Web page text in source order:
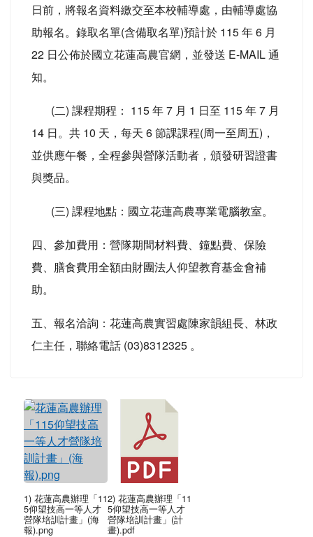
日前，將報名資料繳交至本校輔導處，由輔導處協
助報名。錄取名單(含備取名單)預計於 115 年 6 月
22 日公佈於國立花蓮高農官網，並發送 E-MAIL 通
知。
(二) 課程期程： 115 年 7 月 1 日至 115 年 7 月
14 日。共 10 天，每天 6 節課課程(周一至周五)，
並供應午餐，全程參與營隊活動者，頒發研習證書
與獎品。
(三) 課程地點：國立花蓮高農專業電腦教室。
四、參加費用：營隊期間材料費、鐘點費、保險
費、膳食費用全額由財團法人仰望教育基金會補
助。
五、報名洽詢：花蓮高農實習處陳家韻組長、林政
仁主任，聯絡電話 (03)8312325 。
1) 花蓮高農辦理「11
5仰望技高一等人才
營隊培訓計畫」(海
報).png
2) 花蓮高農辦理「11
5仰望技高一等人才
營隊培訓計畫」(計
畫).pdf